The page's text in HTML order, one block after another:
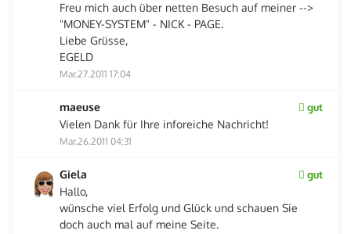
Freu mich auch über netten Besuch auf meiner -->
"MONEY-SYSTEM" - NICK - PAGE.
Liebe Grüsse,
EGELD
Mar.27.2011 17:04
maeuse gut
Vielen Dank für Ihre inforeiche Nachricht!
Mar.26.2011 04:31
Giela gut
Hallo,
wünsche viel Erfolg und Glück und schauen Sie
doch auch mal auf meine Seite.